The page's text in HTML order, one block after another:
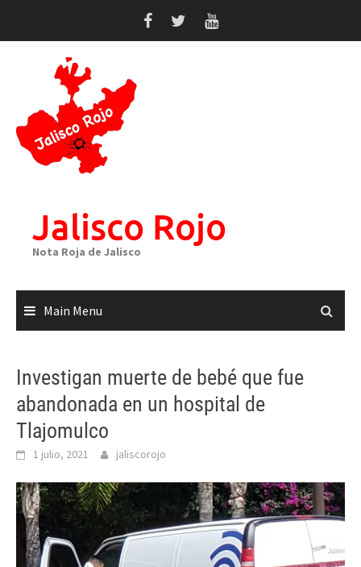
Jalisco Rojo
Nota Roja de Jalisco
Main Menu
Investigan muerte de bebé que fue
abandonada en un hospital de
Tlajomulco
1 julio, 2021 jaliscorojo